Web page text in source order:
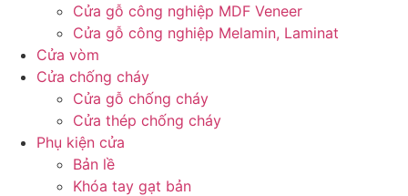
Cửa gỗ công nghiệp MDF Veneer
Cửa gỗ công nghiệp Melamin, Laminat
Cửa vòm
Cửa chống cháy
Cửa gỗ chống cháy
Cửa thép chống cháy
Phụ kiện cửa
Bản lề
Khóa tay gạt bản